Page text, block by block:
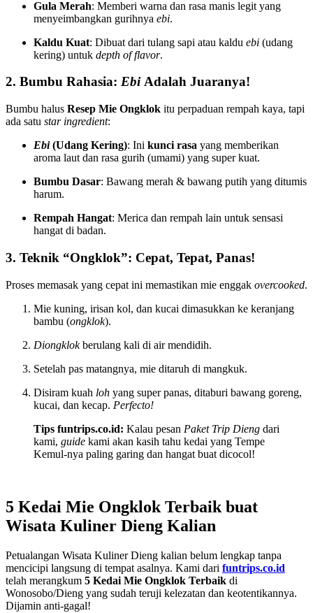
Gula Merah: Memberi warna dan rasa manis legit yang
menyeimbangkan gurihnya ebi.
Kaldu Kuat: Dibuat dari tulang sapi atau kaldu ebi (udang
kering) untuk depth of flavor.
2. Bumbu Rahasia: EbiAdalah Juaranya!
Bumbu halus Resep Mie Ongklok itu perpaduan rempah kaya, tapi
ada satu star ingredient:
Ebi(Udang Kering): Ini kunci rasa yang memberikan
aroma laut dan rasa gurih (umami) yang super kuat.
Bumbu Dasar: Bawang merah & bawang putih yang ditumis
harum.
Rempah Hangat: Merica dan rempah lain untuk sensasi
hangat di badan.
3. Teknik “Ongklok”: Cepat, Tepat, Panas!
Proses memasak yang cepat ini memastikan mie enggak overcooked.
Mie kuning, irisan kol, dan kucai dimasukkan ke keranjang
bambu (ongklok).
Diongklokberulang kali di air mendidih.
Setelah pas matangnya, mie ditaruh di mangkuk.
Disiram kuah loh yang super panas, ditaburi bawang goreng,
kucai, dan kecap. Perfecto!
Tips funtrips.co.id: Kalau pesan Paket Trip Dieng dari
kami, guide kami akan kasih tahu kedai yang Tempe
Kemul-nya paling garing dan hangat buat dicocol!
5 Kedai Mie Ongklok Terbaikbuat
Wisata Kuliner Dieng Kalian
Petualangan Wisata Kuliner Dieng kalian belum lengkap tanpa
mencicipi langsung di tempat asalnya. Kami dari funtrips.co.id
telah merangkum 5 Kedai Mie Ongklok Terbaik di
Wonosobo/Dieng yang sudah teruji kelezatan dan keotentikannya.
Dijamin anti-gagal!